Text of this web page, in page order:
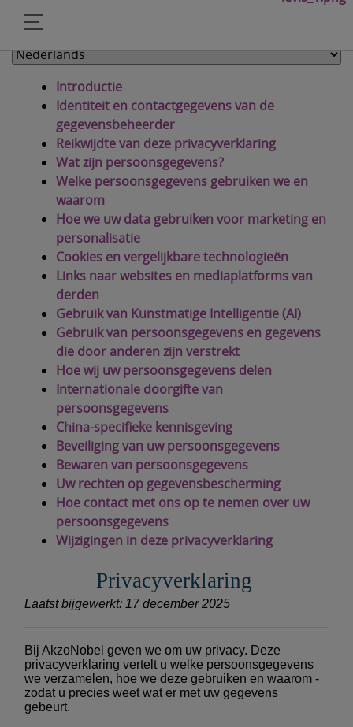
Introductie
Identiteit en contactgegevens van de
gegevensbeheerder
Reikwijdte van deze privacyverklaring
Wat zijn persoonsgegevens?
Welke persoonsgegevens gebruiken we en
waarom
Hoe we uw data gebruiken voor marketing en
personalisatie
Cookies en vergelijkbare technologieën
Links naar websites en mediaplatforms van
derden
Gebruik van Kunstmatige Intelligentie (AI)
Gebruik van persoonsgegevens en gegevens
die door anderen zijn verstrekt
Hoe wij uw persoonsgegevens delen
Internationale doorgifte van
persoonsgegevens
China-specifieke kennisgeving
Beveiliging van uw persoonsgegevens
Bewaren van persoonsgegevens
Uw rechten op gegevensbescherming
Hoe contact met ons op te nemen over uw
persoonsgegevens
Wijzigingen in deze privacyverklaring
Privacyverklaring
Laatst bijgewerkt: 17 december 2025
Bij AkzoNobel geven we om uw privacy. Deze
privacyverklaring vertelt u welke persoonsgegevens
we verzamelen, hoe we deze gebruiken en waarom -
zodat u precies weet wat er met uw gegevens
gebeurt.